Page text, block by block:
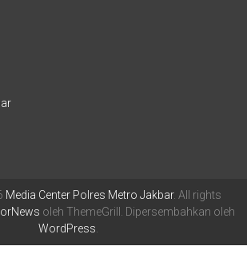
Media Center Polres Metro Jakbar. All rights
oleh ThemeGrill. Dipersembahkan oleh
WordPress